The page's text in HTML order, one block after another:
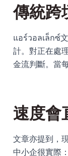
傳統跨
แอร์วอลเล็กซ์
計。對正在處
金流判斷。當
速度會
文章亦提到，
中小企很實際